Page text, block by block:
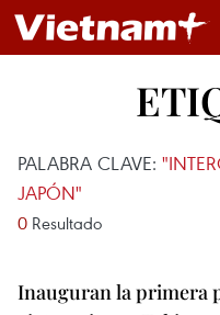
PALABRA CLAVE:
JAPÓN"
0 Resultado
Inauguran la primera